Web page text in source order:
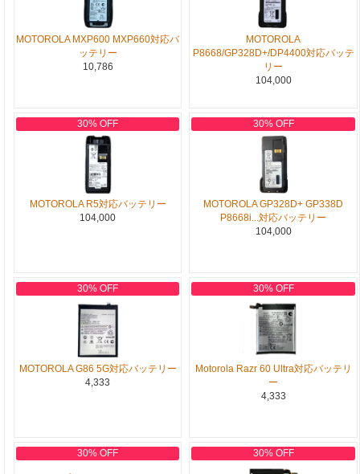
MOTOROLA MXP600 MXP660対応バ
ッテリー
10,786
MOTOROLA
P8668/GP328D+/DP4400対応バッテ
リー
104,000
30% OFF
MOTOROLA R5対応バッテリー
104,000
30% OFF
MOTOROLA GP328D+ GP338D
P8668i...対応バッテリー
104,000
30% OFF
MOTOROLA G86 5G対応バッテリー
4,333
30% OFF
Motorola Razr 60 Ultra対応バッテリ
ー
4,333
30% OFF 30% OFF